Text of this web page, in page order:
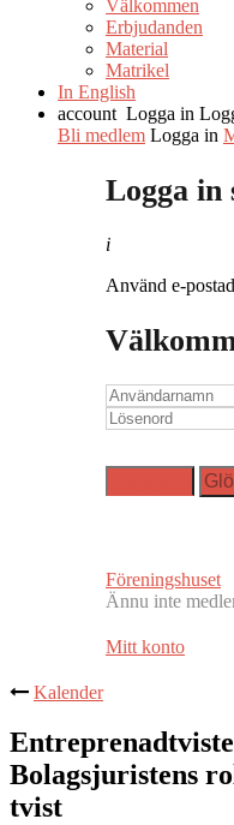
Välkommen
Erbjudanden
Material
Matrikel
In English
account Logga in
Bli medlem Logga in
Logga in
i
Använd e-
Föreningshuset
Ännu inte
Mitt konto
Kalender
Bolagsjuristens
tvist